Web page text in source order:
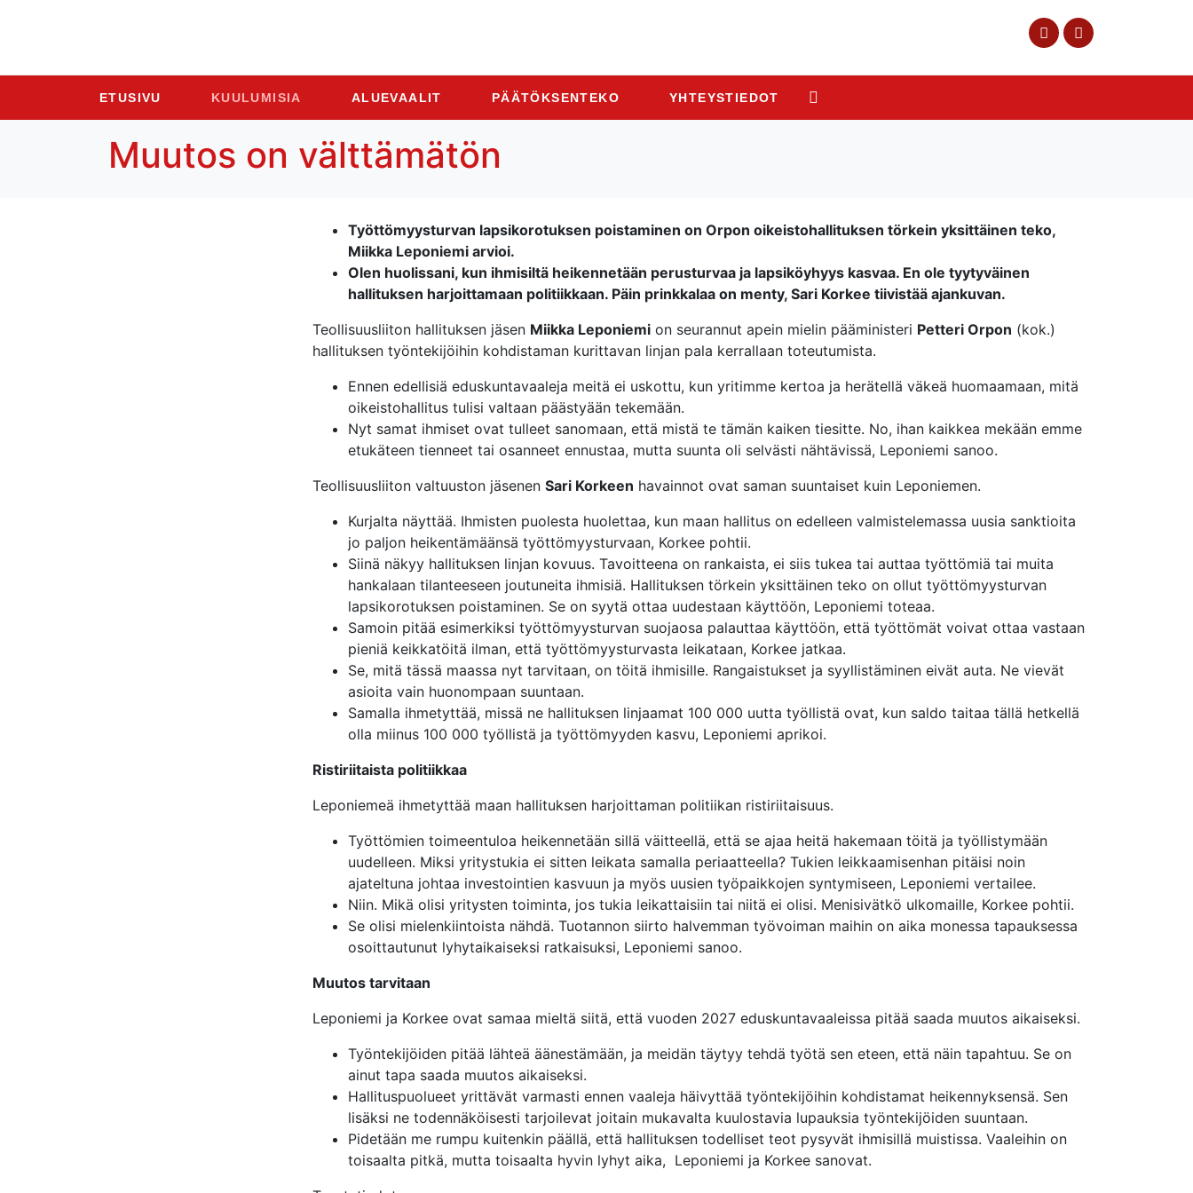
ETUSIVU KUULUMISIA ALUEVAALIT PÄÄTÖKSENTEKO YHTEYSTIEDOT
Muutos on välttämätön
Työttömyysturvan lapsikorotuksen poistaminen on Orpon oikeistohallituksen törkein yksittäinen teko,
Miikka Leponiemi arvioi.
Olen huolissani, kun ihmisiltä heikennetään perusturvaa ja lapsiköyhyys kasvaa. En ole tyytyväinen
hallituksen harjoittamaan politiikkaan. Päin prinkkalaa on menty, Sari Korkee tiivistää ajankuvan.
Teollisuusliiton hallituksen jäsen Miikka Leponiemi on seurannut apein mielin pääministeri Petteri Orpon (kok.)
hallituksen työntekijöihin kohdistaman kurittavan linjan pala kerrallaan toteutumista.
Ennen edellisiä eduskuntavaaleja meitä ei uskottu, kun yritimme kertoa ja herätellä väkeä huomaamaan, mitä
oikeistohallitus tulisi valtaan päästyään tekemään.
Nyt samat ihmiset ovat tulleet sanomaan, että mistä te tämän kaiken tiesitte. No, ihan kaikkea mekään emme
etukäteen tienneet tai osanneet ennustaa, mutta suunta oli selvästi nähtävissä, Leponiemi sanoo.
Teollisuusliiton valtuuston jäsenen Sari Korkeen havainnot ovat saman suuntaiset kuin Leponiemen.
Kurjalta näyttää. Ihmisten puolesta huolettaa, kun maan hallitus on edelleen valmistelemassa uusia sanktioita
jo paljon heikentämäänsä työttömyysturvaan, Korkee pohtii.
Siinä näkyy hallituksen linjan kovuus. Tavoitteena on rankaista, ei siis tukea tai auttaa työttömiä tai muita
hankalaan tilanteeseen joutuneita ihmisiä. Hallituksen törkein yksittäinen teko on ollut työttömyysturvan
lapsikorotuksen poistaminen. Se on syytä ottaa uudestaan käyttöön, Leponiemi toteaa.
Samoin pitää esimerkiksi työttömyysturvan suojaosa palauttaa käyttöön, että työttömät voivat ottaa vastaan
pieniä keikkatöitä ilman, että työttömyysturvasta leikataan, Korkee jatkaa.
Se, mitä tässä maassa nyt tarvitaan, on töitä ihmisille. Rangaistukset ja syyllistäminen eivät auta. Ne vievät
asioita vain huonompaan suuntaan.
Samalla ihmetyttää, missä ne hallituksen linjaamat 100 000 uutta työllistä ovat, kun saldo taitaa tällä hetkellä
olla miinus 100 000 työllistä ja työttömyyden kasvu, Leponiemi aprikoi.
Ristiriitaista politiikkaa
Leponiemeä ihmetyttää maan hallituksen harjoittaman politiikan ristiriitaisuus.
Työttömien toimeentuloa heikennetään sillä väitteellä, että se ajaa heitä hakemaan töitä ja työllistymään
uudelleen. Miksi yritystukia ei sitten leikata samalla periaatteella? Tukien leikkaamisenhan pitäisi noin
ajateltuna johtaa investointien kasvuun ja myös uusien työpaikkojen syntymiseen, Leponiemi vertailee.
Niin. Mikä olisi yritysten toiminta, jos tukia leikattaisiin tai niitä ei olisi. Menisivätkö ulkomaille, Korkee pohtii.
Se olisi mielenkiintoista nähdä. Tuotannon siirto halvemman työvoiman maihin on aika monessa tapauksessa
osoittautunut lyhytaikaiseksi ratkaisuksi, Leponiemi sanoo.
Muutos tarvitaan
Leponiemi ja Korkee ovat samaa mieltä siitä, että vuoden 2027 eduskuntavaaleissa pitää saada muutos aikaiseksi.
Työntekijöiden pitää lähteä äänestämään, ja meidän täytyy tehdä työtä sen eteen, että näin tapahtuu. Se on
ainut tapa saada muutos aikaiseksi.
Hallituspuolueet yrittävät varmasti ennen vaaleja häivyttää työntekijöihin kohdistamat heikennyksensä. Sen
lisäksi ne todennäköisesti tarjoilevat joitain mukavalta kuulostavia lupauksia työntekijöiden suuntaan.
Pidetään me rumpu kuitenkin päällä, että hallituksen todelliset teot pysyvät ihmisillä muistissa. Vaaleihin on
toisaalta pitkä, mutta toisaalta hyvin lyhyt aika, Leponiemi ja Korkee sanovat.